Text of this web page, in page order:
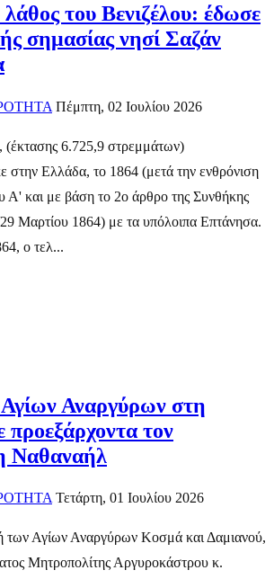
του Βενιζέλου: έδωσε
σημασίας νησί Σαζάν
Πέμπτη, 02 Ιουλίου 2026
(έκτασης 6.725,9 στρεμμάτων)
στην Ελλάδα, το 1864 (μετά την ενθρόνιση
Α' και με βάση το 2ο άρθρο της Συνθήκης
Μαρτίου 1864) με τα υπόλοιπα Επτάνησα.
ο τελ...
Αναργύρων στη
προεξάρχοντα τον
Ναθαναήλ
Τετάρτη, 01 Ιουλίου 2026
των Αγίων Αναργύρων Κοσμά και Δαμιανού,
Μητροπολίτης Αργυροκάστρου κ.